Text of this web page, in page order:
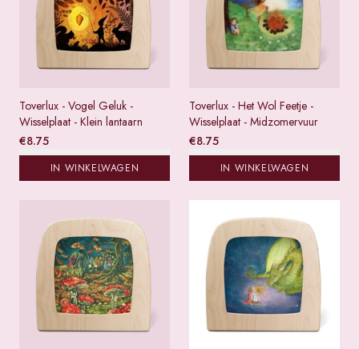
Toverlux - Vogel Geluk -
Wisselplaat - Klein lantaarn
€8.75
IN WINKELWAGEN
Toverlux - Het Wol Feetje -
Wisselplaat - Midzomervuur
€8.75
IN WINKELWAGEN